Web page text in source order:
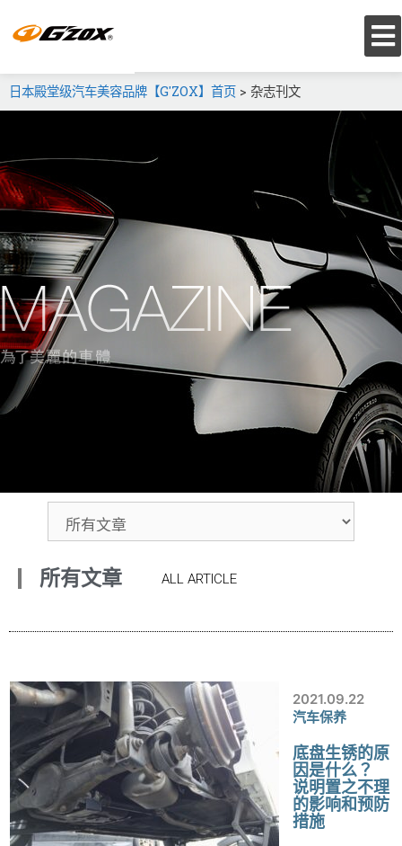
日本殿堂级汽车美容品牌【G'ZOX】首页 > 杂志刊文
所有文章 ALL ARTICLE
2021.09.22
汽车保养
底盘生锈的原
因是什么？
说明置之不理
的影响和预防
措施